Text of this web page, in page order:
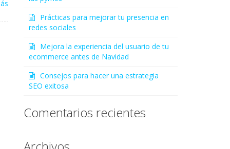
Prácticas para mejorar tu presencia en
redes sociales
Mejora la experiencia del usuario de tu
ecommerce antes de Navidad
Consejos para hacer una estrategia
SEO exitosa
Comentarios recientes